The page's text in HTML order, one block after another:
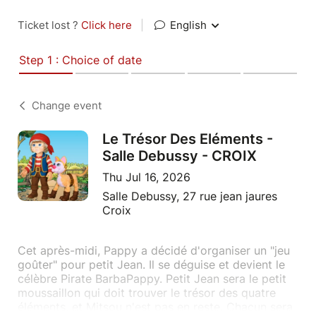
Ticket lost ? Click here English
Step 1 : Choice of date
Change event
Le Trésor Des Eléments -
Salle Debussy - CROIX
Thu Jul 16, 2026
Salle Debussy, 27 rue jean jaures
Croix
Cet après-midi, Pappy a décidé d'organiser un "jeu
goûter" pour petit Jean. Il se déguise et devient le
célèbre Pirate BarbaPappy. Petit Jean sera le petit
moussaillon qui doit trouver le trésor des quatre